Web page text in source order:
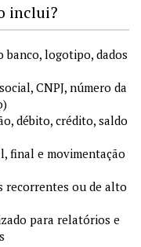
inclui?
banco, logotipo, dados
CNPJ, número da
débito, crédito, saldo
final e movimentação
recorrentes ou de alto
para relatórios e